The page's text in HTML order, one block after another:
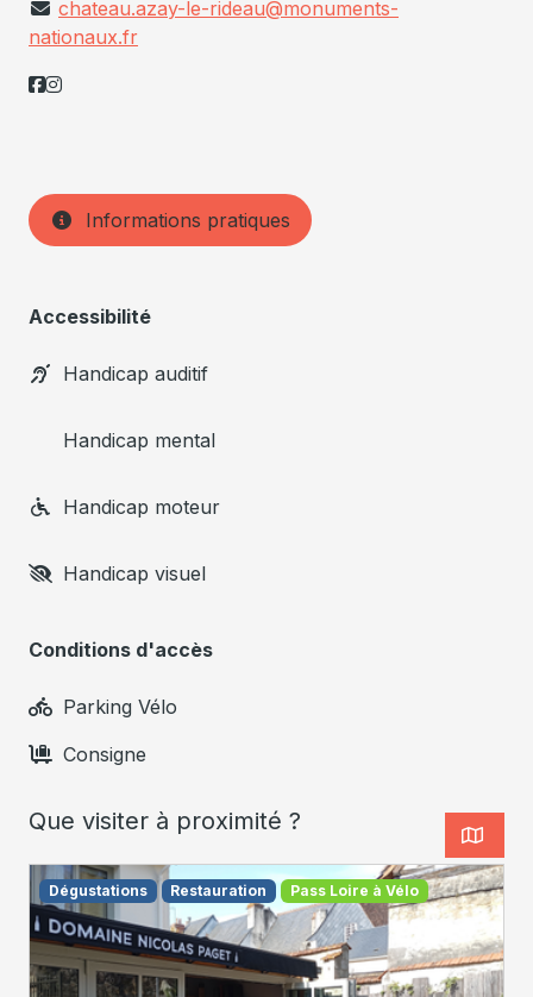
chateau.azay-le-rideau@monuments-
nationaux.fr
Informations pratiques
Accessibilité
Handicap auditif
Handicap mental
Handicap moteur
Handicap visuel
Conditions d'accès
Parking Vélo
Consigne
Que visiter à proximité ?
Dégustations Restauration Pass Loire à Vélo